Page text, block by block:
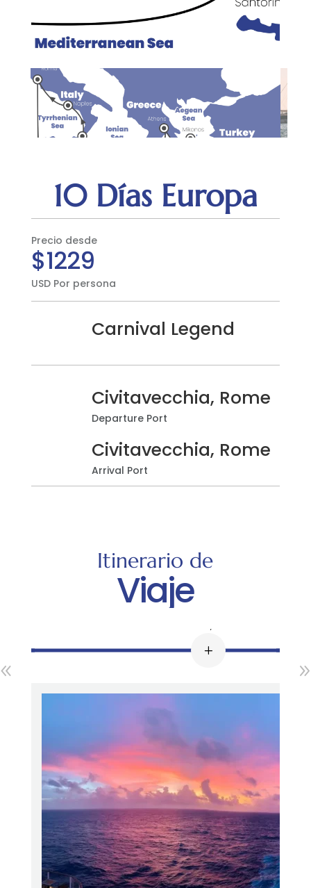
10 Días Europa
Precio desde
$1229
USD Por persona
Carnival Legend
Civitavecchia, Rome
Departure Port
Civitavecchia, Rome
Arrival Port
Itinerario de
Viaje